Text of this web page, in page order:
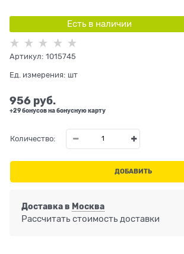
Есть в наличии
Артикул: 1015745
Ед. измерения: шт
956 руб.
+29 бонусов на бонусную карту
Количество:
ДОБАВИТЬ
Доставка в Москва
Рассчитать стоимость доставки